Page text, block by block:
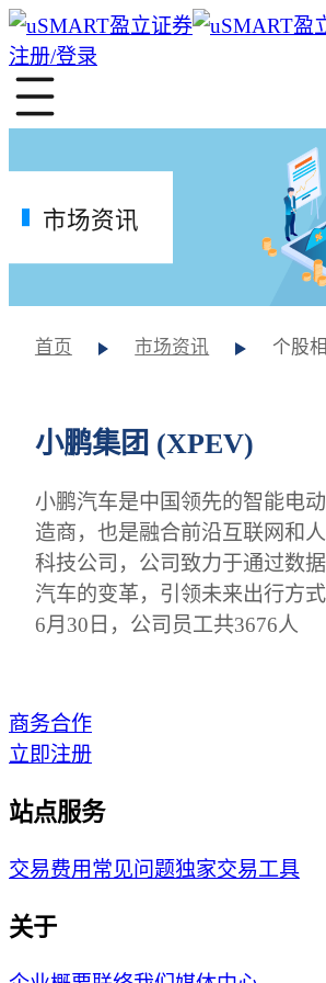
注册/登录
市场资讯
首页 市场资讯 个股
小鹏集团 (XPEV)
小鹏汽车是中国领先的智能电
造商，也是融合前沿互联网和
科技公司，公司致力于通过数
汽车的变革，引领未来出行方
6月30日，公司员工共3676人
商务合作
立即注册
站点服务
交易费用常见问题独家交易工具
关于